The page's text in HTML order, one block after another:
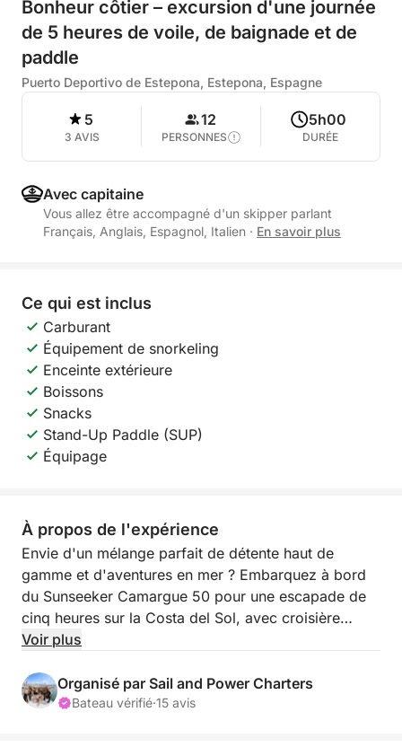
Bonheur côtier – excursion d'une journée
de 5 heures de voile, de baignade et de
paddle
Puerto Deportivo de Estepona, Estepona, Espagne
5
3 AVIS
12
PERSONNES
5h00
DURÉE
Avec capitaine
Vous allez être accompagné d'un skipper parlant
Français, Anglais, Espagnol, Italien · En savoir plus
Ce qui est inclus
Carburant
Équipement de snorkeling
Enceinte extérieure
Boissons
Snacks
Stand-Up Paddle (SUP)
Équipage
À propos de l'expérience
Envie d'un mélange parfait de détente haut de
gamme et d'aventures en mer ? Embarquez à bord
du Sunseeker Camargue 50 pour une escapade de
cinq heures sur la Costa del Sol, avec croisière
ensoleillée, mouillage et attentions luxueuses qui
inoubliable.
Voir plus
Organisé par Sail and Power Charters
Bateau vérifié·15 avis